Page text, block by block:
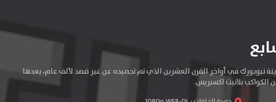
في أواخر القرن العشرين الذي تم تجميده عن غير قصد لألف عام، بعدها
الكواكب بلانيت اكسبريس.